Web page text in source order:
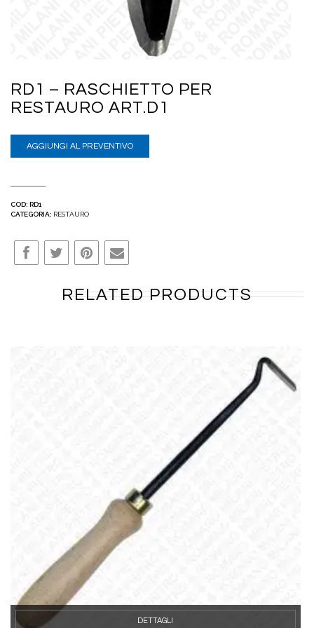
RD1 – RASCHIETTO PER
RESTAURO ART.D1
AGGIUNGI AL PREVENTIVO
COD: RD1
CATEGORIA: RESTAURO
RELATED PRODUCTS
DETTAGLI